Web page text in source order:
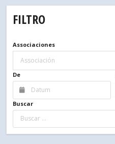
FILTRO
Associaciones
Associación
De
Buscar